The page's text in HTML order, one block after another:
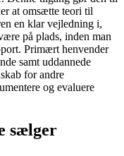
at omsætte teori til
en klar vejledning i,
på plads, inden man
Primært henvender
samt uddannede
for andre
og evaluere
sælger